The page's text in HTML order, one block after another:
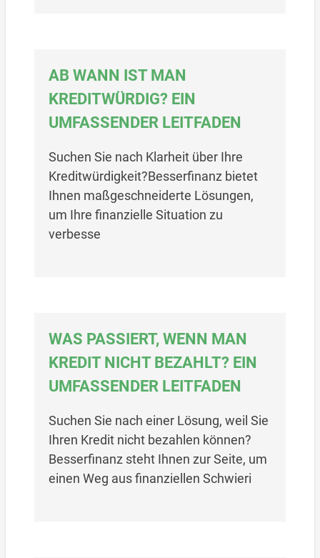
AB WANN IST MAN
KREDITWÜRDIG? EIN
UMFASSENDER LEITFADEN
Suchen Sie nach Klarheit über Ihre
Kreditwürdigkeit?Besserfinanz bietet
Ihnen maßgeschneiderte Lösungen,
um Ihre finanzielle Situation zu
verbesse
WAS PASSIERT, WENN MAN
KREDIT NICHT BEZAHLT? EIN
UMFASSENDER LEITFADEN
Suchen Sie nach einer Lösung, weil Sie
Ihren Kredit nicht bezahlen können?
Besserfinanz steht Ihnen zur Seite, um
einen Weg aus finanziellen Schwieri